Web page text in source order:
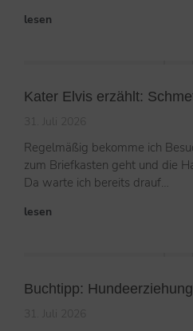
lesen
Kater Elvis erzählt:
31. Juli 2026
Regelmäßig bekomme ich
zum Briefkasten geht und die
Da warte ich bereits drauf…
lesen
Buchtipp: Hundeerziehung
31. Juli 2026